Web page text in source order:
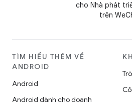
cho Nhà phát
trên
TÌM HIỂU THÊM VỀ
ANDROID
Android
Android dành cho doanh